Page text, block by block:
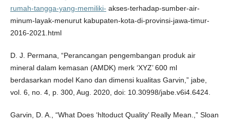
rumah-tangga-yang-memiliki- akses-terhadap-sumber-air-
minum-layak-menurut kabupaten-kota-di-provinsi-jawa-timur-
2016-2021.html
D. J. Permana, “Perancangan pengembangan produk air
mineral dalam kemasan (AMDK) merk ‘XYZ’ 600 ml
berdasarkan model Kano dan dimensi kualitas Garvin,” jabe,
vol. 6, no. 4, p. 300, Aug. 2020, doi: 10.30998/jabe.v6i4.6424.
Garvin, D. A., “What Does ‘hltoduct Quality’ Really Mean.,” Sloan